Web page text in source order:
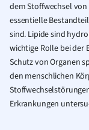
dem Stoffwechsel
essentielle
sind. Lipide sind
wichtige Rolle bei der
Schutz von Organen
den menschlichen
Erkrankungen